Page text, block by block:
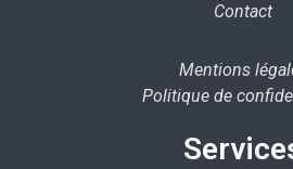
Contact
Mentions
Politique de